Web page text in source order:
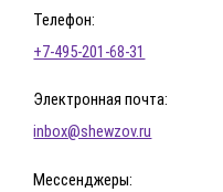
Телефон:
+7-495-201-68-31
Электронная почта:
inbox@shewzov.ru
Мессенджеры: